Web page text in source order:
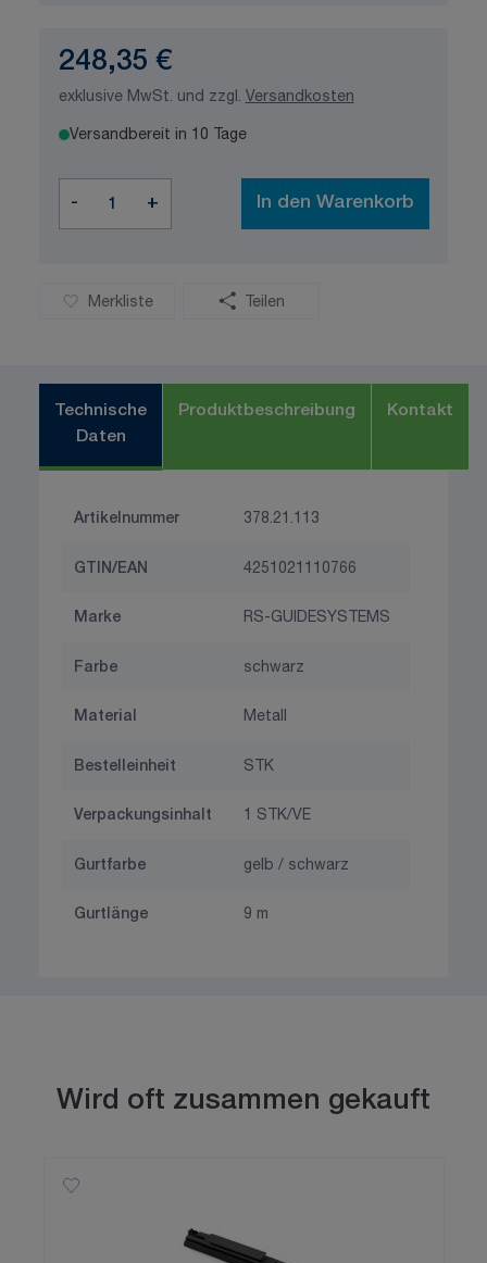
248,35 €
exklusive MwSt. und zzgl. Versandkosten
Versandbereit in 10 Tage
- + In den Warenkorb
Merkliste Teilen
Technische
Daten
Produktbeschreibung Kontakt
Artikelnummer 378.21.113
GTIN/EAN 4251021110766
Marke RS-GUIDESYSTEMS
Farbe schwarz
Material Metall
Bestelleinheit STK
Verpackungsinhalt 1 STK/VE
Gurtfarbe gelb / schwarz
Gurtlänge 9 m
Wird oft zusammen gekauft